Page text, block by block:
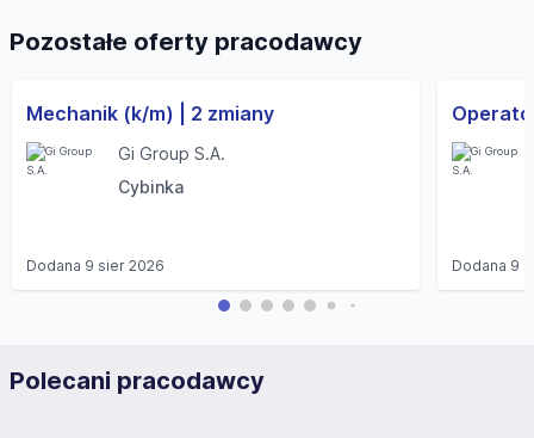
Pozostałe oferty pracodawcy
Mechanik (k/m) | 2 zmiany
Gi Group S.A.
Cybinka
Dodana 9 sier 2026 Dodana 9
Polecani pracodawcy